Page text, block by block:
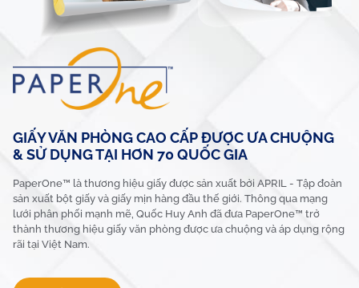
GIẤY VĂN PHÒNG CAO CẤP ĐƯỢC ƯA CHUỘNG
& SỬ DỤNG TẠI HƠN 70 QUỐC GIA
PaperOne™ là thương hiệu giấy được sản xuất bởi APRIL - Tập đoàn
sản xuất bột giấy và giấy mịn hàng đầu thế giới. Thông qua mạng
lưới phân phối mạnh mẽ, Quốc Huy Anh đã đưa PaperOne™ trở
thành thương hiệu giấy văn phòng được ưa chuộng và áp dụng rộng
rãi tại Việt Nam.